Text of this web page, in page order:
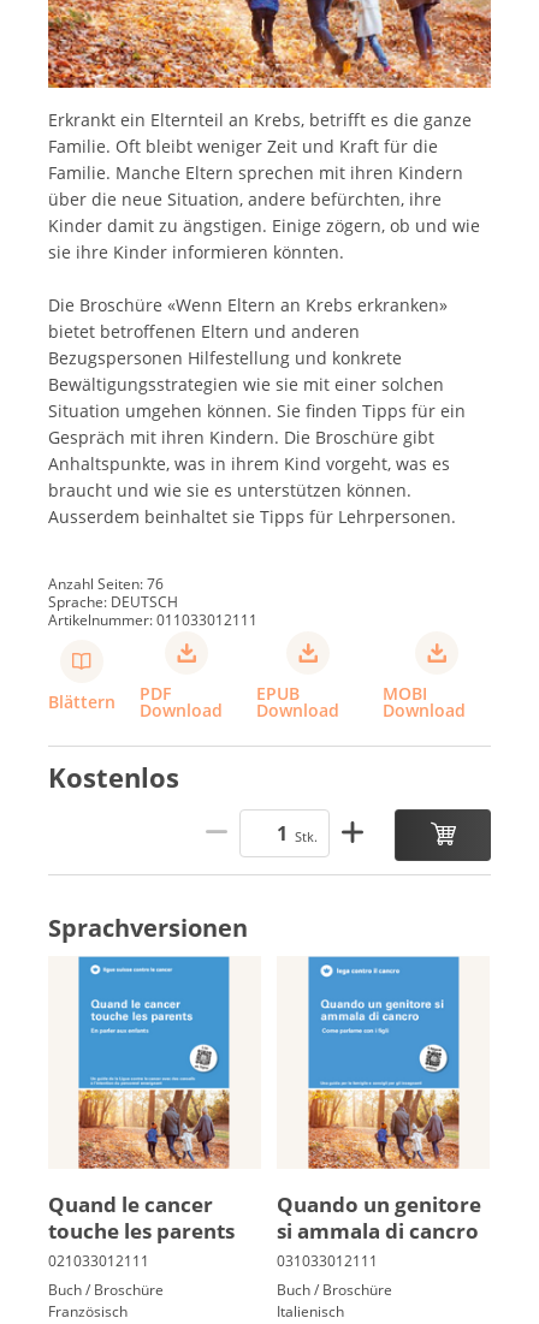
Erkrankt ein Elternteil an Krebs, betrifft es die ganze
Familie. Oft bleibt weniger Zeit und Kraft für die
Familie. Manche Eltern sprechen mit ihren Kindern
über die neue Situation, andere befürchten, ihre
Kinder damit zu ängstigen. Einige zögern, ob und wie
sie ihre Kinder informieren könnten.
Die Broschüre «Wenn Eltern an Krebs erkranken»
bietet betroffenen Eltern und anderen
Bezugspersonen Hilfestellung und konkrete
Bewältigungsstrategien wie sie mit einer solchen
Situation umgehen können. Sie finden Tipps für ein
Gespräch mit ihren Kindern. Die Broschüre gibt
Anhaltspunkte, was in ihrem Kind vorgeht, was es
braucht und wie sie es unterstützen können.
Ausserdem beinhaltet sie Tipps für Lehrpersonen.
Anzahl Seiten: 76
Sprache: DEUTSCH
Artikelnummer: 011033012111
Blättern PDF
Download
EPUB
Download
MOBI
Download
Kostenlos
Stk.
Sprachversionen
Quand le can­cer
touche les pa­rents
Buch / Broschüre
Französisch
Quando un genitore
si ammala di cancro
Buch / Broschüre
Italienisch